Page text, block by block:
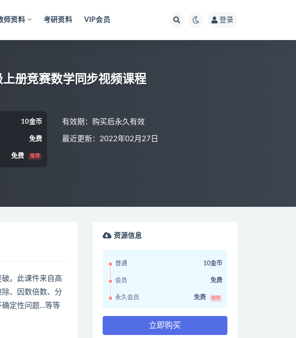
师资料 考研资料 VIP会员 登录
册竞赛数学同步视频课程
10金币
免费
免费 推荐
有效期：购买后永久有效
最近更新：2022年02月27日
。此课件来自高
、因数倍数、分
确定性问题…等等
资源信息
普通 10金币
会员 免费
永久会员 免费 推荐
立即购买